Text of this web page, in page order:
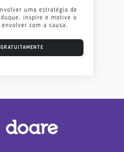
uma estratégia de
inspire e motive o
com a causa.